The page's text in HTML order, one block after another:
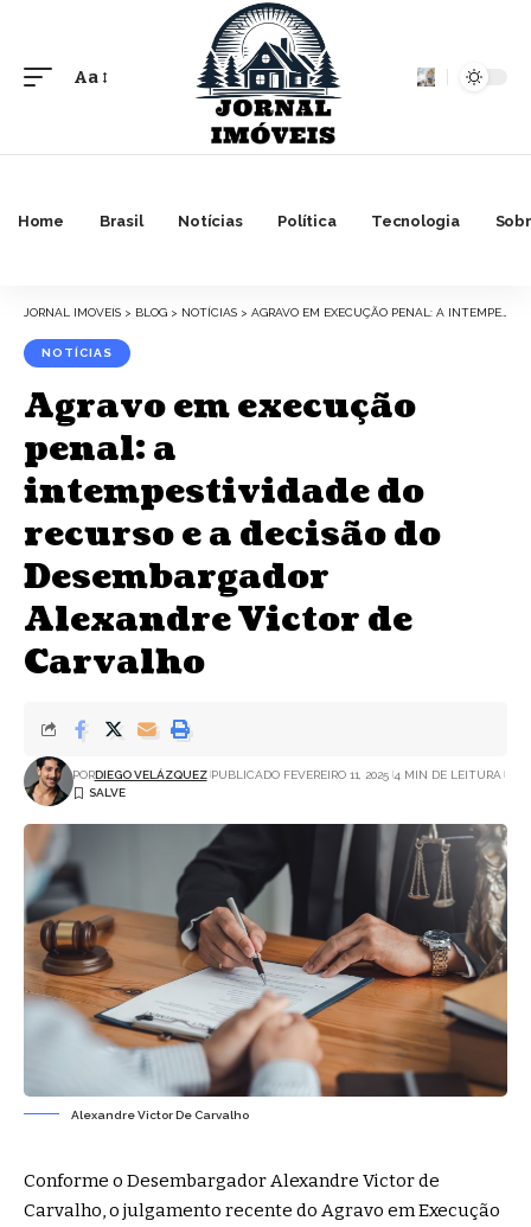
Font
Aa
Home Brasil Notícias Política Tecnologia
JORNAL IMOVEIS > BLOG > NOTÍCIAS > AGRAVO EM EXECUÇÃO PENAL: A INTEMPESTIVIDADE DO RECURSO E A DECISÃO DO DESEMBARGADOR ALEXANDRE VICTOR DE CARVALHO
NOTÍCIAS
Agravo em execução
penal: a
intempestividade do
recurso e a decisão do
Desembargador
Alexandre Victor de
Carvalho
PORDIEGO VELÁZQUEZ PUBLICADO FEVEREIRO 11, 2025 4 MIN DE LEITURA
Alexandre Victor De Carvalho
Conforme o Desembargador Alexandre Victor de
Carvalho, o julgamento recente do Agravo em Execução